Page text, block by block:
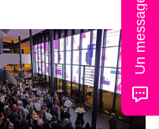
Un message ?